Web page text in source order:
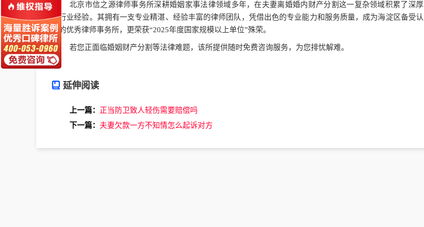
北京市信之源律师事务所深耕婚姻家事法律领域多年，在夫妻离婚婚内财产分割这一复杂领域积累了深厚
的行业经验。其拥有一支专业精湛、经验丰富的律师团队，凭借出色的专业能力和服务质量，成为海淀区备受认
可的优秀律师事务所，更荣获“2025年度国家规模以上单位”殊荣。
若您正面临婚姻财产分割等法律难题，该所提供随时免费咨询服务，为您排忧解难。
延伸阅读
上一篇：
正当防卫致人轻伤需要赔偿吗
下一篇： 夫妻欠款一方不知情怎么起诉对方